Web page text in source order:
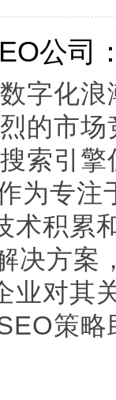
公司
字化
的市
索引
为专注
术积累
决方案
业对其
策